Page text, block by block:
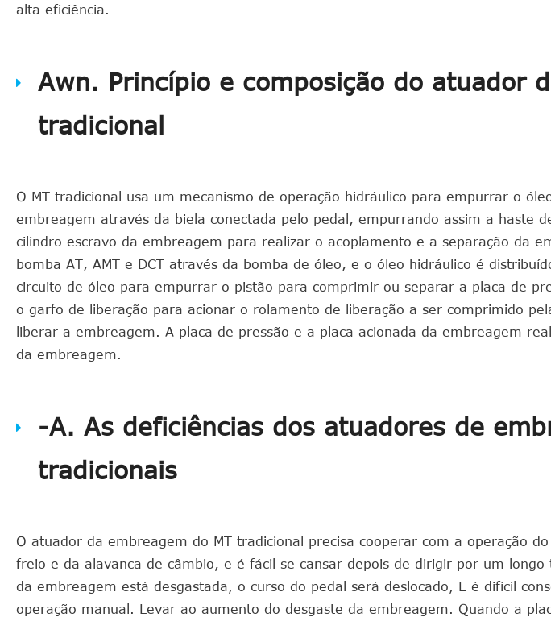
alta eficiência.
Awn. Princípio e composição do atuador
tradicional
O MT tradicional usa um mecanismo de operação hidráulico para empurrar o
embreagem através da biela conectada pelo pedal, empurrando assim a haste
cilindro escravo da embreagem para realizar o acoplamento e a separação da
bomba AT, AMT e DCT através da bomba de óleo, e o óleo hidráulico é
circuito de óleo para empurrar o pistão para comprimir ou separar a placa de
o garfo de liberação para acionar o rolamento de liberação a ser comprimido
liberar a embreagem. A placa de pressão e a placa acionada da embreagem
da embreagem.
-A. As deficiências dos atuadores de
tradicionais
O atuador da embreagem do MT tradicional precisa cooperar com a operação
freio e da alavanca de câmbio, e é fácil se cansar depois de dirigir por um
da embreagem está desgastada, o curso do pedal será deslocado, E é difícil
operação manual. Levar ao aumento do desgaste da embreagem. Quando a